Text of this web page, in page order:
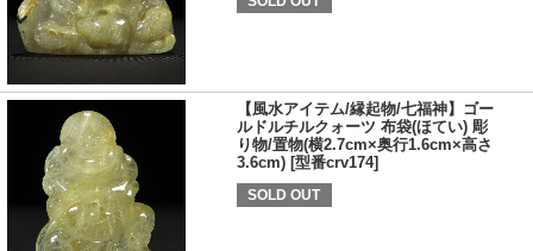
【風水アイテム/縁起物/七福神】ゴー
ルドルチルクォーツ 布袋(ほてい) 彫
り物/置物(横2.7cm×奥行1.6cm×高さ
3.6cm) [型番crv174]
SOLD OUT